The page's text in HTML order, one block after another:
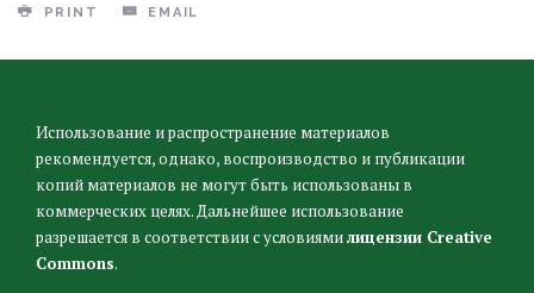
PRINT EMAIL
Использование и распространение материалов
рекомендуется, однако, воспроизводство и публикации
копий материалов не могут быть использованы в
коммерческих целях. Дальнейшее использование
разрешается в соответствии с условиямилицензии Creative
Commons.